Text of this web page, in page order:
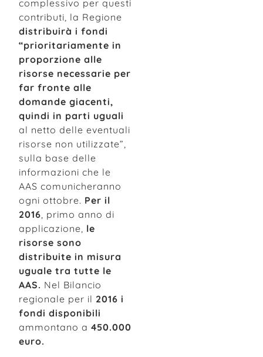
complessivo per questi
contributi, la Regione
distribuirà i fondi
“prioritariamente in
proporzione alle
risorse necessarie per
far fronte alle
domande giacenti,
quindi in parti uguali
al netto delle eventuali
risorse non utilizzate”,
sulla base delle
informazioni che le
AAS comunicheranno
ogni ottobre. Per il
2016, primo anno di
applicazione, le
risorse sono
distribuite in misura
uguale tra tutte le
AAS. Nel Bilancio
regionale per il 2016 i
fondi disponibili
ammontano a 450.000
euro.